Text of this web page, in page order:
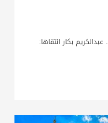
بكار انتقاها: